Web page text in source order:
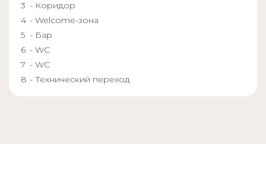
- Коридор
- Welcome-зона
- Бар
- WC
- WC
- Технический переход